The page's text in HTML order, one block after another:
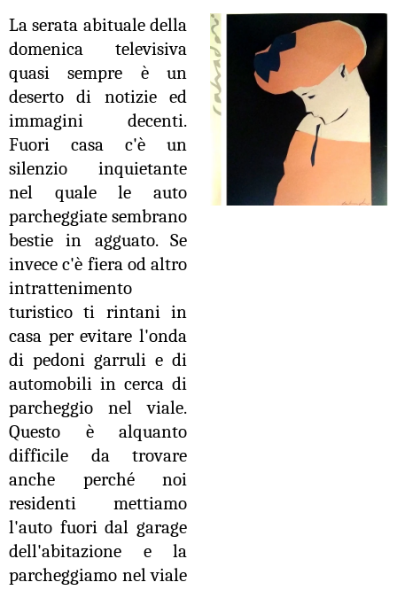
La serata abituale della
domenica televisiva
quasi sempre è un
deserto di notizie ed
immagini decenti.
Fuori casa c'è un
silenzio inquietante
nel quale le auto
parcheggiate sembrano
bestie in agguato. Se
invece c'è fiera od altro
intrattenimento
turistico ti rintani in
casa per evitare l'onda
di pedoni garruli e di
automobili in cerca di
parcheggio nel viale.
Questo è alquanto
difficile da trovare
anche perché noi
residenti mettiamo
l'auto fuori dal garage
dell'abitazione e la
parcheggiamo nel viale